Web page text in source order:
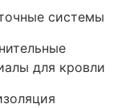
системы
для кровли